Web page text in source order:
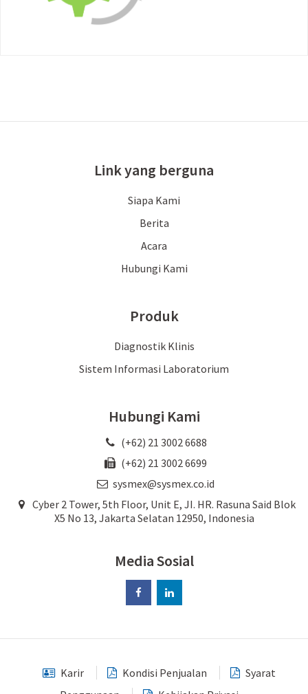
Link yang berguna
Siapa Kami
Berita
Acara
Hubungi Kami
Produk
Diagnostik Klinis
Sistem Informasi Laboratorium
Hubungi Kami
(+62) 21 3002 6688
(+62) 21 3002 6699
sysmex@sysmex.co.id
Cyber 2 Tower, 5th Floor, Unit E, JI. HR. Rasuna Said Blok
X5 No 13, Jakarta Selatan 12950, Indonesia
Media Sosial
Karir Kondisi Penjualan
Syarat